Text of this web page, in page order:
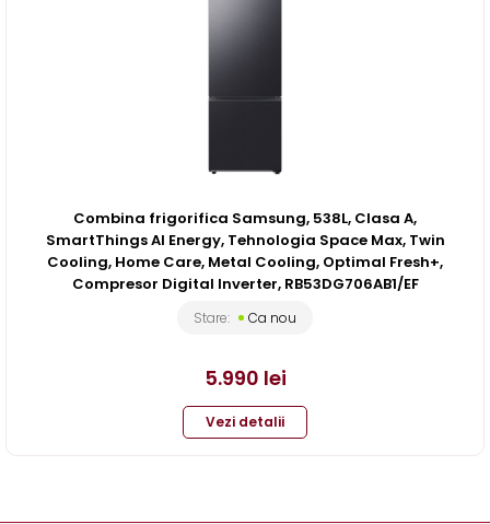
Combina frigorifica Samsung, 538L, Clasa A,
SmartThings AI Energy, Tehnologia Space Max, Twin
Cooling, Home Care, Metal Cooling, Optimal Fresh+,
Compresor Digital Inverter, RB53DG706AB1/EF
Stare: Ca nou
5.990 lei
Vezi detalii